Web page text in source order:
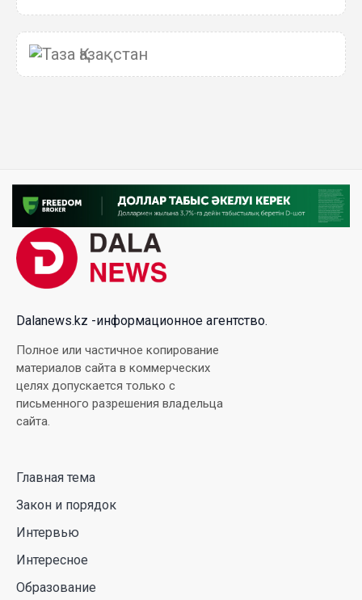
Димаш Кудайберген выпустил клип с красивой
хореографией на народную песню
В области Абай началось строительство
индустриально-экологического
деревообрабатывающего парка полного цикла
«EcoForest»
30 Июл. 2026 14:05
Июль и август — непростое время для
аллергиков. Как создать дома пространство, где
действительно легче дышать
29 Июл. 2026 12:18
искусственным интеллектом
28 Июл. 2026 10:39
Новые ориентиры экономического партнерства:
какие возможности открывает форум
Казахстана и России
Dalanews.kz -информационное агентство.
Полное или частичное копирование
материалов сайта в коммерческих
целях допускается только с
письменного разрешения владельца
сайта.
Главная тема
Закон и порядок
Интервью
Интересное
Образование